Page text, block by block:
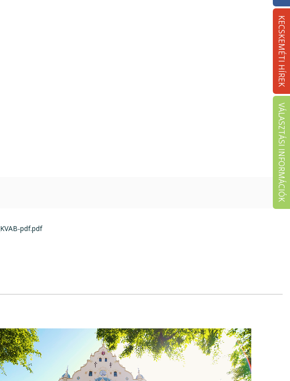
KECSKEMÉTI HÍREK
VÁLASZTÁSI INFORMÁCIÓK
pdf.pdf